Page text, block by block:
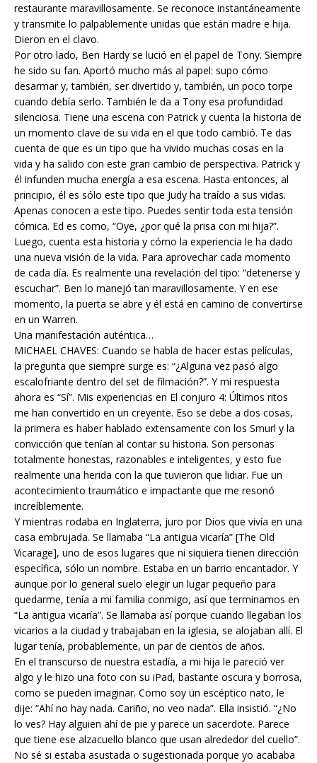
restaurante maravillosamente. Se reconoce instantáneamente
y transmite lo palpablemente unidas que están madre e hija.
Dieron en el clavo.
Por otro lado, Ben Hardy se lució en el papel de Tony. Siempre
he sido su fan. Aportó mucho más al papel: supo cómo
desarmar y, también, ser divertido y, también, un poco torpe
cuando debía serlo. También le da a Tony esa profundidad
silenciosa. Tiene una escena con Patrick y cuenta la historia de
un momento clave de su vida en el que todo cambió. Te das
cuenta de que es un tipo que ha vivido muchas cosas en la
vida y ha salido con este gran cambio de perspectiva. Patrick y
él infunden mucha energía a esa escena. Hasta entonces, al
principio, él es sólo este tipo que Judy ha traído a sus vidas.
Apenas conocen a este tipo. Puedes sentir toda esta tensión
cómica. Ed es como, “Oye, ¿por qué la prisa con mi hija?”.
Luego, cuenta esta historia y cómo la experiencia le ha dado
una nueva visión de la vida. Para aprovechar cada momento
de cada día. Es realmente una revelación del tipo: “detenerse y
escuchar”. Ben lo manejó tan maravillosamente. Y en ese
momento, la puerta se abre y él está en camino de convertirse
en un Warren.
Una manifestación auténtica…
MICHAEL CHAVES: Cuando se habla de hacer estas películas,
la pregunta que siempre surge es: “¿Alguna vez pasó algo
escalofriante dentro del set de filmación?”. Y mi respuesta
ahora es “Sí”. Mis experiencias en El conjuro 4: Últimos ritos
me han convertido en un creyente. Eso se debe a dos cosas,
la primera es haber hablado extensamente con los Smurl y la
convicción que tenían al contar su historia. Son personas
totalmente honestas, razonables e inteligentes, y esto fue
realmente una herida con la que tuvieron que lidiar. Fue un
acontecimiento traumático e impactante que me resonó
increíblemente.
Y mientras rodaba en Inglaterra, juro por Dios que vivía en una
casa embrujada. Se llamaba “La antigua vicaría” [The Old
Vicarage], uno de esos lugares que ni siquiera tienen dirección
específica, sólo un nombre. Estaba en un barrio encantador. Y
aunque por lo general suelo elegir un lugar pequeño para
quedarme, tenía a mi familia conmigo, así que terminamos en
“La antigua vicaría”. Se llamaba así porque cuando llegaban los
vicarios a la ciudad y trabajaban en la iglesia, se alojaban allí. El
lugar tenía, probablemente, un par de cientos de años.
En el transcurso de nuestra estadía, a mi hija le pareció ver
algo y le hizo una foto con su iPad, bastante oscura y borrosa,
como se pueden imaginar. Como soy un escéptico nato, le
dije: “Ahí no hay nada. Cariño, no veo nada”. Ella insistió. “¿No
lo ves? Hay alguien ahí de pie y parece un sacerdote. Parece
que tiene ese alzacuello blanco que usan alrededor del cuello”.
No sé si estaba asustada o sugestionada porque yo acababa